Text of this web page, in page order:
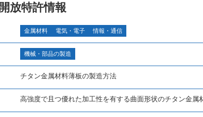
開放特許情報
金属材料 電気・電子 情報・通信
機械・部品の製造
チタン金属材料薄板の製造方法
高強度で且つ優れた加工性を有する曲面形状のチタン金属